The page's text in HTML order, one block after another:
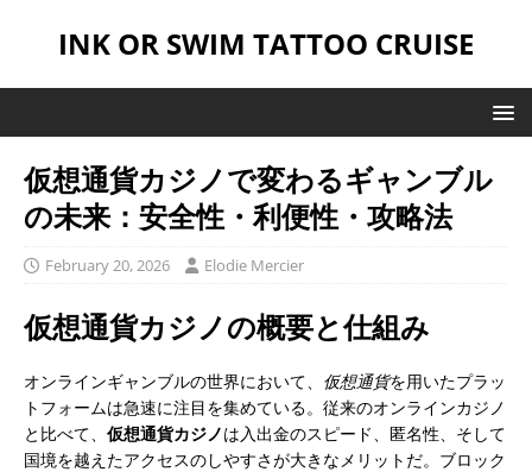
INK OR SWIM TATTOO CRUISE
仮想通貨カジノで変わるギャンブル
の未来：安全性・利便性・攻略法
February 20, 2026 Elodie Mercier
仮想通貨カジノの概要と仕組み
オンラインギャンブルの世界において、 仮想通貨を用いたプラッ
トフォームは急速に注目を集めている。従来のオンラインカジノ
と比べて、 仮想通貨カジノは入出金のスピード、匿名性、そして
国境を越えたアクセスのしやすさが大きなメリットだ。ブロック